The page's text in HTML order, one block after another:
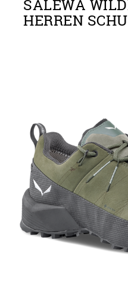
SALEWA
HERREN